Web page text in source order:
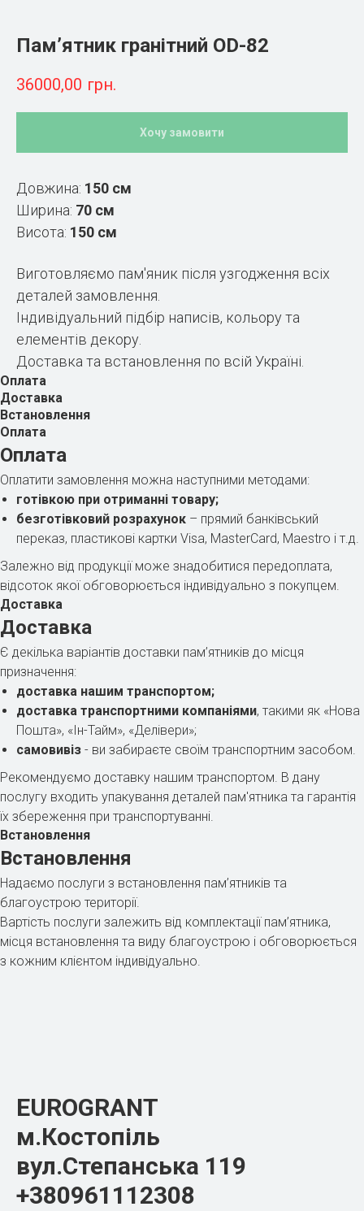
Пам’ятник гранітний OD-82
36000,00 грн.
Хочу замовити
Довжина: 150 см
Ширина: 70 см
Висота: 150 см
Виготовляємо пам'яник після узгодження всіх
деталей замовлення.
Індивідуальний підбір написів, кольору та
елементів декору.
Доставка та встановлення по всій Україні.
Оплата
Доставка
Встановлення
Оплата
Оплата
Оплатити замовлення можна наступними методами:
готівкою при отриманні товару;
безготівковий розрахунок – прямий банківський
переказ, пластикові картки Visa, MasterCard, Maestro і т.д.
Залежно від продукції може знадобитися передоплата,
відсоток якої обговорюється індивідуально з покупцем.
Доставка
Доставка
Є декілька варіантів доставки пам’ятників до місця
призначення:
доставка нашим транспортом;
доставка транспортними компаніями, такими як «Нова
Пошта», «Ін-Тайм», «Делівери»;
самовивіз - ви забираєте своїм транспортним засобом.
Рекомендуємо доставку нашим транспортом. В дану
послугу входить упакування деталей пам'ятника та гарантія
їх збереження при транспортуванні.
Встановлення
Встановлення
Надаємо послуги з встановлення пам’ятників та
благоустрою території.
Вартість послуги залежить від комплектації пам’ятника,
місця встановлення та виду благоустрою і обговорюється
з кожним клієнтом індивідуально.
EUROGRANT
м.Костопіль
вул.Степанська 119
+380961112308